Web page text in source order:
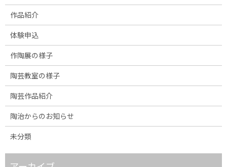
作品紹介
体験申込
作陶展の様子
陶芸教室の様子
陶芸作品紹介
陶治からのお知らせ
未分類